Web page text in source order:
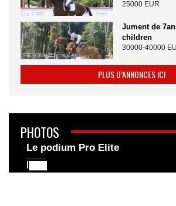
25000 EUR
Jument de
children
30000-40000
PLUS D’ANNONCES ICI
PHOTOS
Le podium Pro Elite